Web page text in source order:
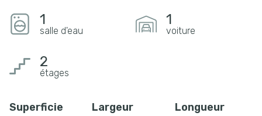
1
salle d'eau
1
voiture
2
étages
Superficie Largeur Longueur